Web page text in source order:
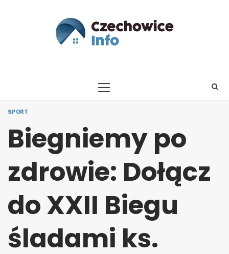
PRIMARY
SPORT
Biegniemy po
zdrowie: Dołącz
do XXII Biegu
śladami ks.